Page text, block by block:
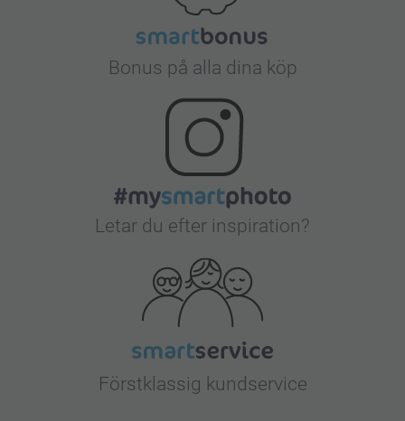
Bonus på alla dina köp
Letar du efter inspiration?
Förstklassig kundservice